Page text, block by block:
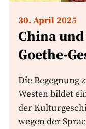
30. April 2025
China
Goethe-
Die Begegnung
Westen bildet
der
wegen der